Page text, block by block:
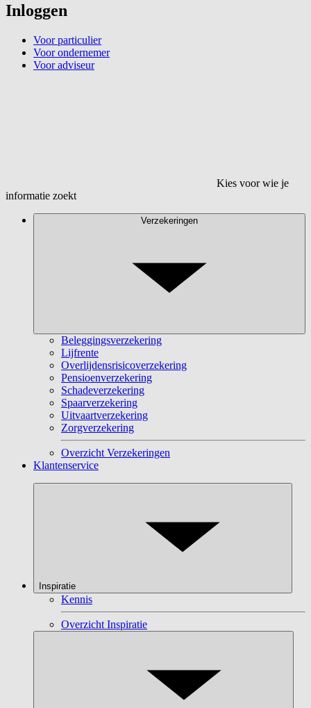
Inloggen
Voor particulier
Voor ondernemer
Voor adviseur
Kies voor wie je
informatie zoekt
Verzekeringen
Beleggingsverzekering
Lijfrente
Overlijdensrisicoverzekering
Pensioenverzekering
Schadeverzekering
Spaarverzekering
Uitvaartverzekering
Zorgverzekering
Overzicht Verzekeringen
Klantenservice
Inspiratie
Kennis
Overzicht Inspiratie